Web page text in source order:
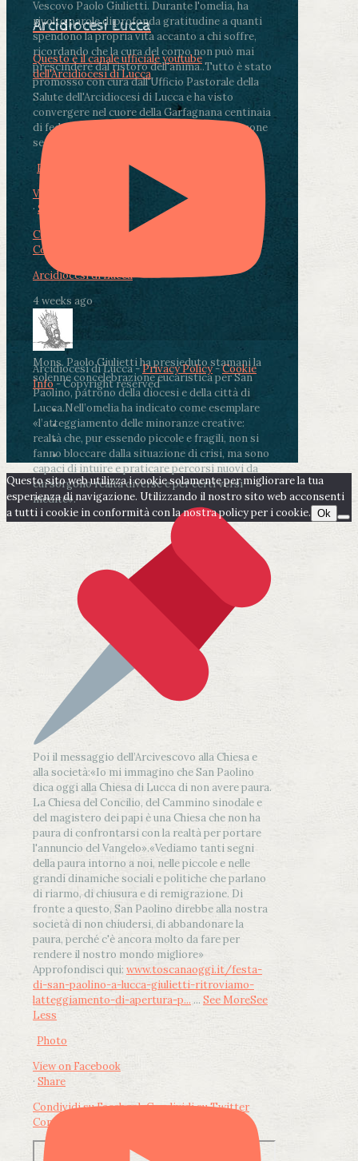
Vescovo Paolo Giulietti. Durante l'omelia, ha
rivolto parole di profonda gratitudine a quanti
spendono la propria vita accanto a chi soffre,
ricordando che la cura del corpo non può mai
prescindere dal ristoro dell'anima..Tutto è stato
promosso con cura dall'Ufficio Pastorale della
Salute dell'Arcidiocesi di Lucca e ha visto
convergere nel cuore della Garfagnana centinaia
di fedeli, operatori sanitari, volontari e persone
segnate dalla malattia.
Photo
View on Facebook
· Share
Condividi su Facebook
Condividi su LinkedIn
Arcidiocesi di Lucca
4 weeks ago
Mons. Paolo Giulietti ha presieduto stamani la
solenne concelebrazione eucaristica per San
Paolino, patrono della diocesi e della città di
Lucca.Nell’omelia ha indicato come esemplare
«l’atteggiamento delle minoranze creative:
realtà che, pur essendo piccole e fragili, non si
fanno bloccare dalla situazione di crisi, ma sono
capaci di intuire e praticare percorsi nuovi da
cui sorgono realtà diverse e per certi versi
inedite».
Poi il messaggio dell’Arcivescovo alla Chiesa e
alla società:«Io mi immagino che San Paolino
dica oggi alla Chiesa di Lucca di non avere paura.
La Chiesa del Concilio, del Cammino sinodale e
del magistero dei papi è una Chiesa che non ha
paura di confrontarsi con la realtà per portare
l'annuncio del Vangelo».«Vediamo tanti segni
della paura intorno a noi, nelle piccole e nelle
grandi dinamiche sociali e politiche che parlano
di riarmo, di chiusura e di remigrazione. Di
fronte a questo, San Paolino direbbe alla nostra
società di non chiudersi, di abbandonare la
paura, perché c'è ancora molto da fare per
rendere il nostro mondo migliore»
Approfondisci qui: www.toscanaoggi.it/festa-
di-san-paolino-a-lucca-giulietti-ritroviamo-
latteggiamento-di-apertura-p... ... See MoreSee
Less
Photo
View on Facebook
· Share
Condividi su FacebookCondividi su Twitter
Condividi su LinkedIn
Arcidiocesi Lucca
Questo è il canale ufficiale youtube
dell'Arcidiocesi di Lucca
Arcidiocesi di Lucca -Privacy Policy-Cookie
Info- Copyright reserved
Questo sito web utilizza i cookie solamente per migliorare la tua
esperienza di navigazione. Utilizzando il nostro sito web acconsenti
a tutti i cookie in conformità con la nostra policy per i cookie. Ok